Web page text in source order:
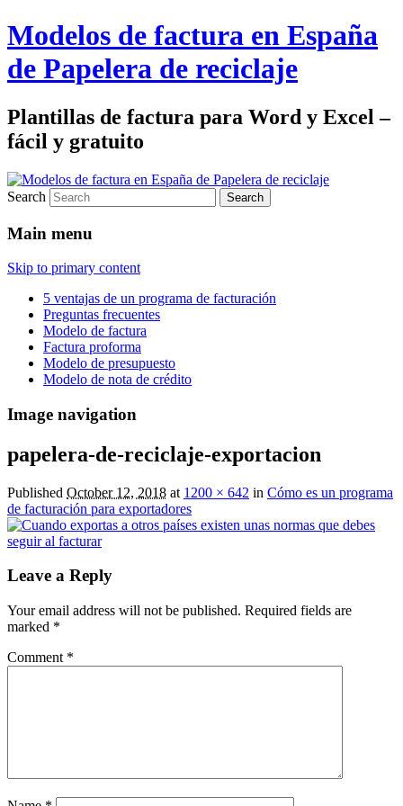
Modelos de factura en España
de Papelera de reciclaje
Plantillas de factura para Word y Excel –
fácil y gratuito
Search
Main menu
Skip to primary content
5 ventajas de un programa de facturación
Preguntas frecuentes
Modelo de factura
Factura proforma
Modelo de presupuesto
Modelo de nota de crédito
Image navigation
papelera-de-reciclaje-exportacion
Published October 12, 2018 at 1200 × 642 in Cómo es un programa
de facturación para exportadores
Leave a Reply
Your email address will not be published. Required fields are
marked *
Comment *